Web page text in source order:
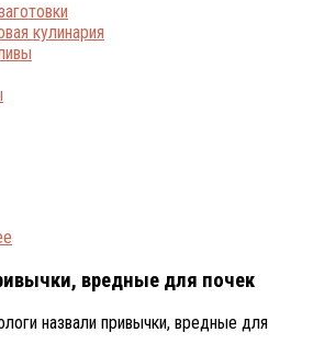
кулинария
вредные для почек
назвали привычки, вредные для